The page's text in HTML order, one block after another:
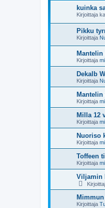
kuinka
Kirjoittaja
Pikku
Kirjoittaja
Kirjoittaja
Dekalb
Kirjoittaja
Kirjoittaja
Milla 12
Kirjoittaja
Nuoriso
Kirjoittaja
Toffeen
Kirjoittaja
Viljamin
Kirjoittaja